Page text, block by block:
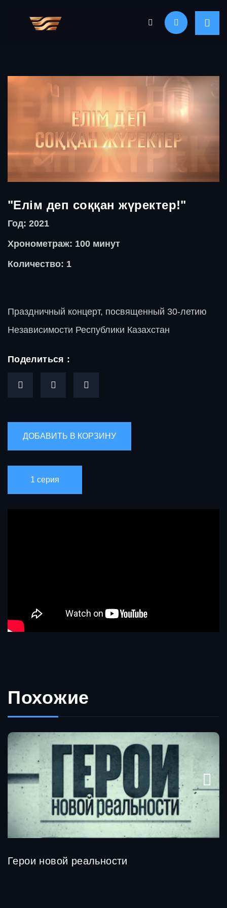
"Елім деп соққан жүректер!"
Год: 2021
Хронометраж: 100 минут
Количество: 1
Праздничный концерт, посвященный 30-летию
Независимости Республики Казахстан
Поделиться :
1 серия
Похожие
Герои новой реальности